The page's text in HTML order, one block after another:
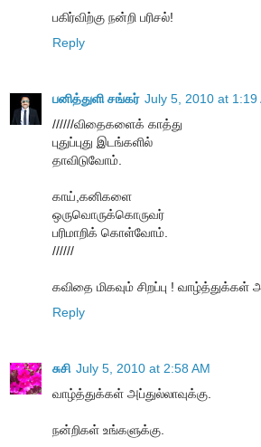
பகிர்விற்கு நன்றி பரிசல்!
Reply
பனித்துளி சங்கர் July 5, 2010 at 1:19
//////விதைகளைக் காத்து
புதுப்புது இடங்களில்
தாவிடுவோம்.
காய்,கனிகளை
ஒருவொருக்கொருவர்
பரிமாறிக் கொள்வோம்.
//////
கவிதை மிகவும் சிறப்பு ! வாழ்த்துக்கள்
Reply
சுசி July 5, 2010 at 2:58 AM
வாழ்த்துக்கள் அப்துல்லாவுக்கு.
நன்றிகள் உங்களுக்கு.